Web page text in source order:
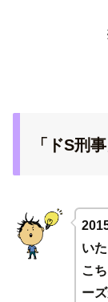
「ドS刑
い
こ
ー